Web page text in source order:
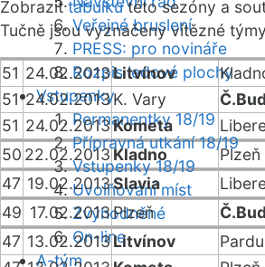
Veřejné bruslení
PRESS: pro novináře
Rozpis ledové plochy
Vstupenky
Permanentky 18/19
Přípravná utkání 18/19
Vstupenky 18/19
Uvolňování míst
Zvýhodněné
On-line
A-tým
Zobrazittabulkutéto sezóny a
Tučně jsou vyznačeny vítězné
51 24.02.2013Litvínov
51 24.02.2013K. Vary
51 24.02.2013Kometa
50 22.02.2013Kladno Plzeň
47 19.02.2013Slavia
49 17.02.2013Plzeň
47 13.02.2013Litvínov